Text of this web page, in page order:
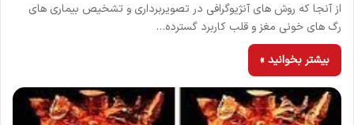
از آنجا که روش های آنژیوگرافی در تصویربرداری و تشخیص بیماری های
رگ های خونی مغز و قلب کاربرد گسترده…
بیشتر بخوانید »